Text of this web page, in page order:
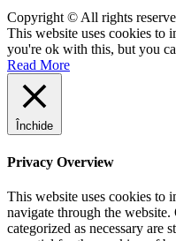
Copyright © All rights
This website uses cookies to
you're ok with this, but you
Read More
Închide
Privacy Overview
This website uses cookies to
navigate through the website.
categorized as necessary are